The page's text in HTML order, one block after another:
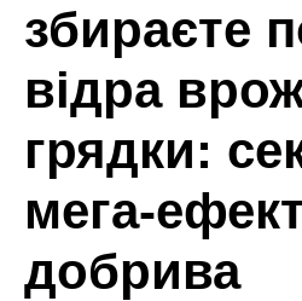
збираєте
відра
грядки:
мега-
добрива